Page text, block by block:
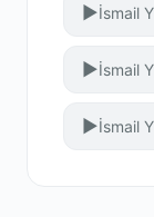
▶İsmail
▶İsmail
▶İsmail